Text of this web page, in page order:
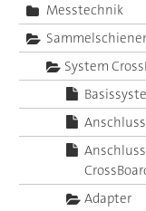
Messtechnik
System
Adapter